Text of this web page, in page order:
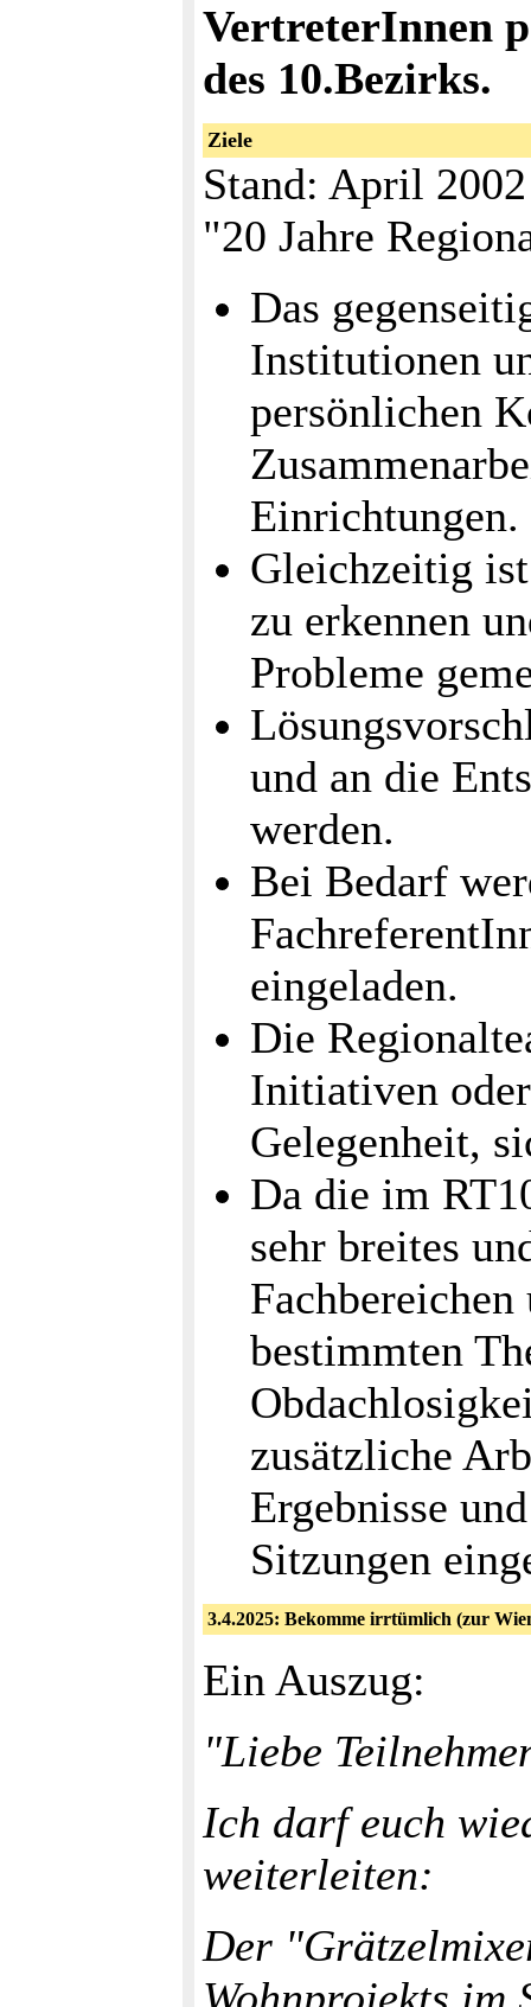
VertreterInnen
des 10.Bezirks.
Ziele
Stand: April
"20 Jahre
Das
Institutionen
persönlichen
Einrichtungen.
Gleichzeitig ist
zu erkennen
Probleme
und an die
werden.
Bei Bedarf
eingeladen.
Die
Initiativen
Gelegenheit,
Da die im
sehr breites
bestimmten
zusätzliche
Ergebnisse
Sitzungen
3.4.2025: Bekomme irrtümlich (zur
Ein Auszug:
"Liebe
Ich darf euch
weiterleiten:
Der